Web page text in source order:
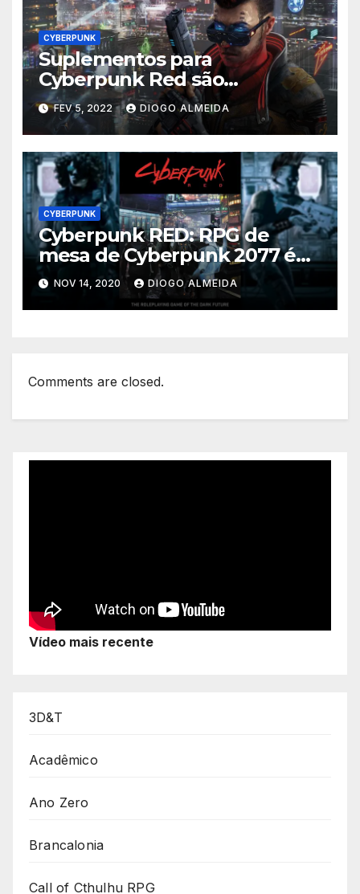
CYBERPUNK
Suplementos para
Cyberpunk Red são
anunciados para 2022
FEV 5, 2022 DIOGO ALMEIDA
CYBERPUNK
Cyberpunk RED: RPG de
mesa de Cyberpunk 2077 é
lançado
NOV 14, 2020 DIOGO ALMEIDA
Comments are closed.
Vídeo mais recente
3D&T
Acadêmico
Ano Zero
Brancalonia
Call of Cthulhu RPG